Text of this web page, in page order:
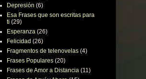
Depresión (6)
Esa Frases que son escritas para
ti (29)
Esperanza (26)
Felicidad (26)
Fragmentos de telenovelas (4)
Frases Populares (20)
Frases de Amor a Distancia (11)